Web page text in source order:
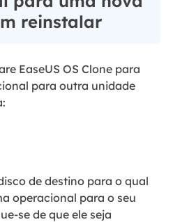
reinstalar
EaseUS OS Clone para
para outra unidade
de destino para o qual
operacional para o seu
se de que ele seja